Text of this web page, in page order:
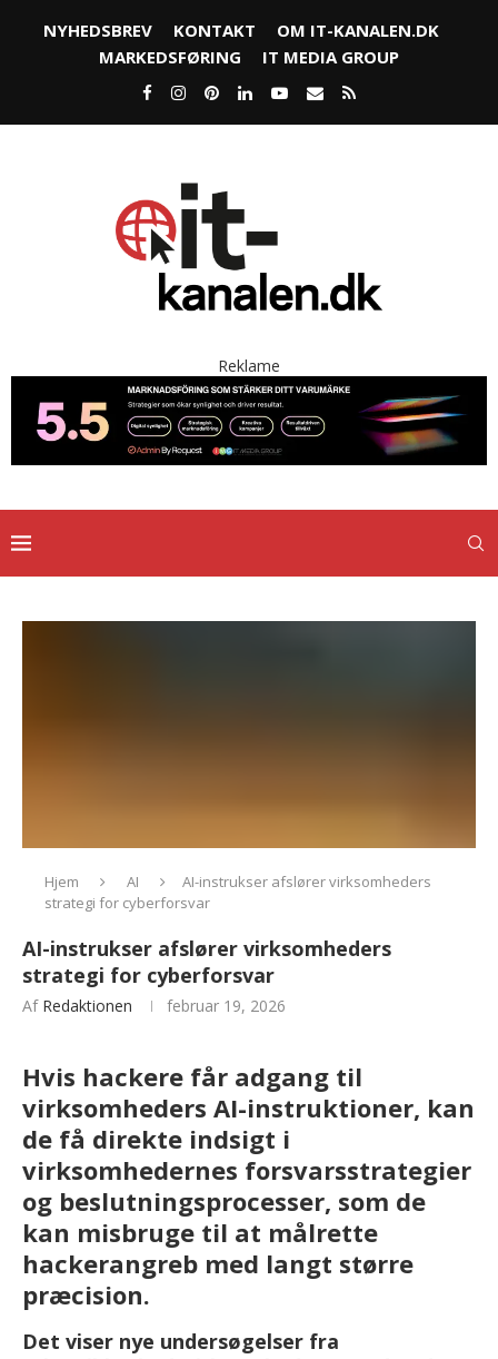
NYHEDSBREV KONTAKT
OM IT-KANALEN.DK
MARKEDSFØRING
IT MEDIA GROUP
Reklame
Hjem AI
AI-instrukser afslører virksomheders
strategi for cyberforsvar
AI-instrukser afslører virksomheders
strategi for cyberforsvar
Af Redaktionen februar 19, 2026
Hvis hackere får adgang til
virksomheders AI-instruktioner, kan
de få direkte indsigt i
virksomhedernes forsvarsstrategier
og beslutningsprocesser, som de
kan misbruge til at målrette
hackerangreb med langt større
præcision.
Det viser nye undersøgelser fra